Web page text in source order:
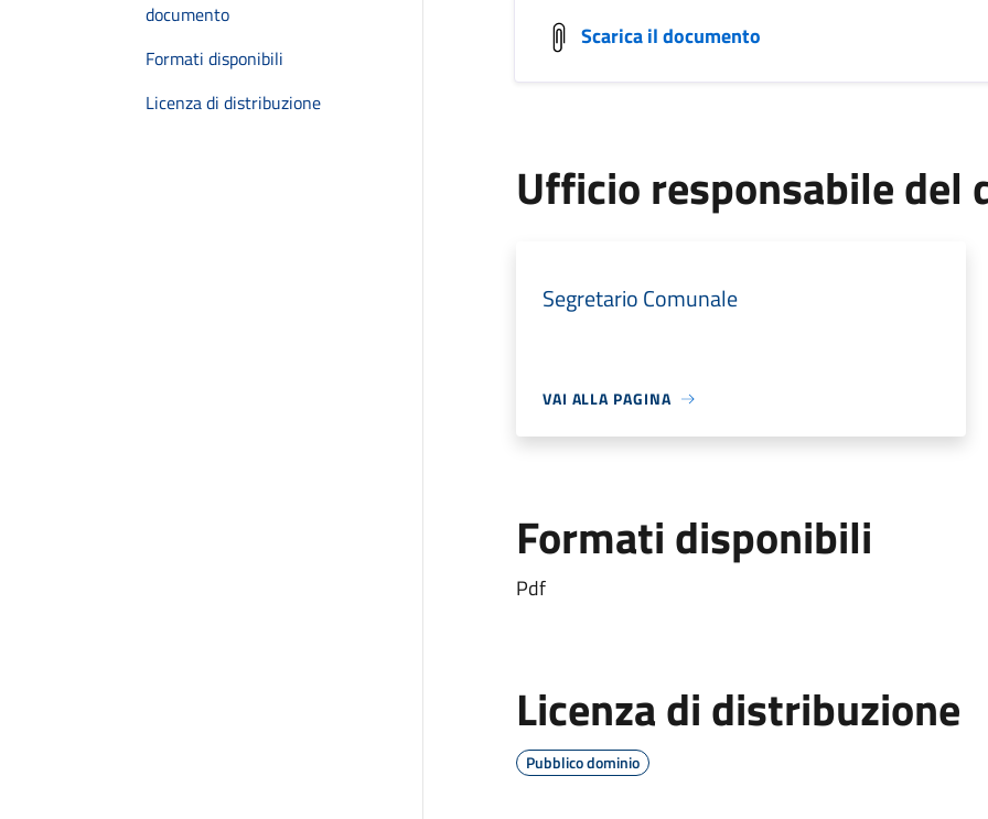
documento
Formati disponibili
Licenza di distribuzione
Scarica il documento
Ufficio responsabile del
Segretario Comunale
VAI ALLA PAGINA
Formati disponibili
Pdf
Licenza di distribuzione
Pubblico dominio